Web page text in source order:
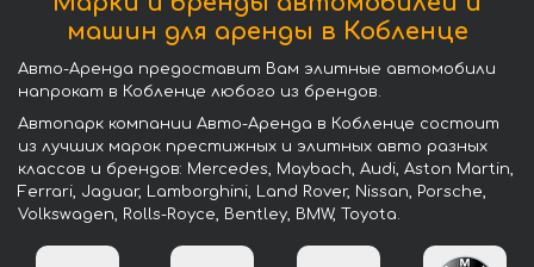
машин для аренды в Кобленце
Авто-Аренда предоставит Вам элитные автомобили
напрокат в Кобленце любого из брендов.
Автопарк компании Авто-Аренда в Кобленце состоит
из лучших марок престижных и элитных авто разных
классов и брендов: Mercedes, Maybach, Audi, Aston Martin,
Ferrari, Jaguar, Lamborghini, Land Rover, Nissan, Porsche,
Volkswagen, Rolls-Royce, Bentley, BMW, Toyota.